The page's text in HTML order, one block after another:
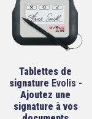
Tablettes de
signature Evolis -
Ajoutez une
signature à vos